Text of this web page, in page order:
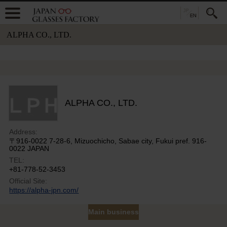
ALPHA CO., LTD.
ALPHA CO., LTD.
Address:
〒916-0022 7-28-6, Mizuochicho, Sabae city, Fukui pref. 916-
0022 JAPAN
TEL:
+81-778-52-3453
Official Site:
https://alpha-jpn.com/
Main business